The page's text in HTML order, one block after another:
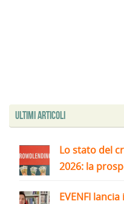
Ultimi articoli
Lo stato del
2026: la
EVENFI